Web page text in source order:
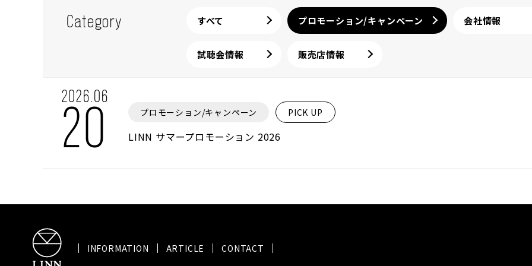
Category すべて プロモーション/キャンペーン 会社情報
試聴会情報 販売店情報
2026.06
20 プロモーション/キャンペーン PICK UP
LINN サマープロモーション 2026
INFORMATION ARTICLE CONTACT